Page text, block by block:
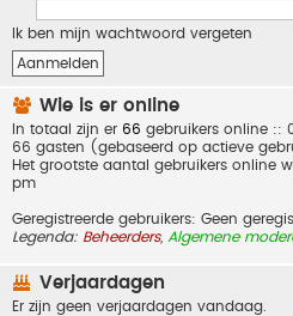
Ik ben mijn wachtwoord vergeten
Wie is er online
In totaal zijn er 66 gebruikers online ::
66 gasten (gebaseerd op actieve
Het grootste aantal gebruikers online
pm
Geregistreerde gebruikers: Geen
Legenda: Beheerders, Algemene
Verjaardagen
Er zijn geen verjaardagen vandaag.